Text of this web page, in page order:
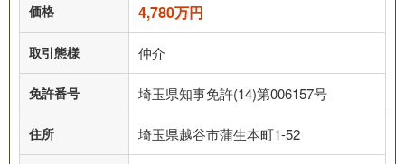
価格 4,780万円
取引態様 仲介
免許番号 埼玉県知事免許(14)第006157号
住所 埼玉県越谷市蒲生本町1-52